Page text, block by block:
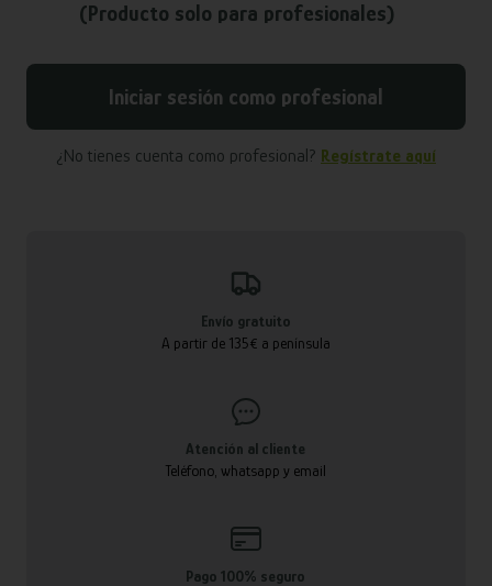
(Producto solo para profesionales)
Iniciar sesión como profesional
¿No tienes cuenta como profesional? Regístrate aquí
Envío gratuito
A partir de 135€ a península
Atención al cliente
Teléfono, whatsapp y email
Pago 100% seguro